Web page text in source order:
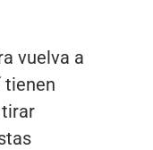
vuelva a
tienen
tirar